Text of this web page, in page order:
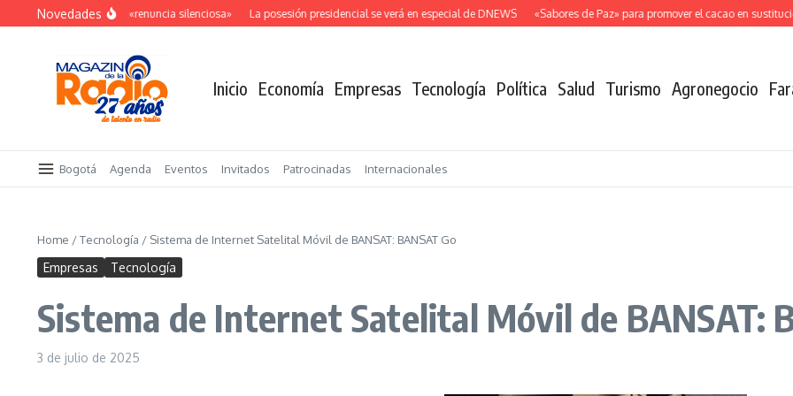
Saltar al contenido
Novedades
El costo oculto de la «renuncia silenciosa» La posesión presidencial se verá en especial de DNEWS «Sabores de Paz» para promover el cacao en sustitución
Inicio Economía Empresas Tecnología Política Salud Turismo Agronegocio
Bogotá Agenda Eventos Invitados Patrocinadas Internacionales
Home /Tecnología / Sistema de Internet Satelital Móvil de BANSAT: BANSAT Go
Empresas Tecnología
Sistema de Internet Satelital Móvil de BANSAT:
3 de julio de 2025